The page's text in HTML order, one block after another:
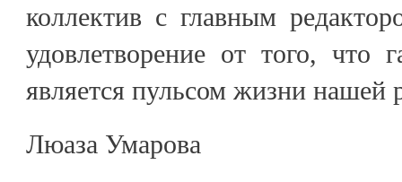
коллектив с главным
удовлетворение от того, что
является пульсом жизни нашей
Люаза Умарова